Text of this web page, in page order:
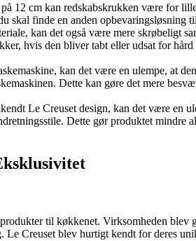
12 cm kan redskabskrukken være for
finde en anden opbevaringsløsning
kan det også være mere skrøbeligt
hvis den bliver tabt eller udsat for
kan det være en ulempe, at
Dette kan gøre det mere
Le Creuset design, kan det være
Dette gør produktet
til køkkenet. Virksomheden
Creuset blev hurtigt kendt for deres